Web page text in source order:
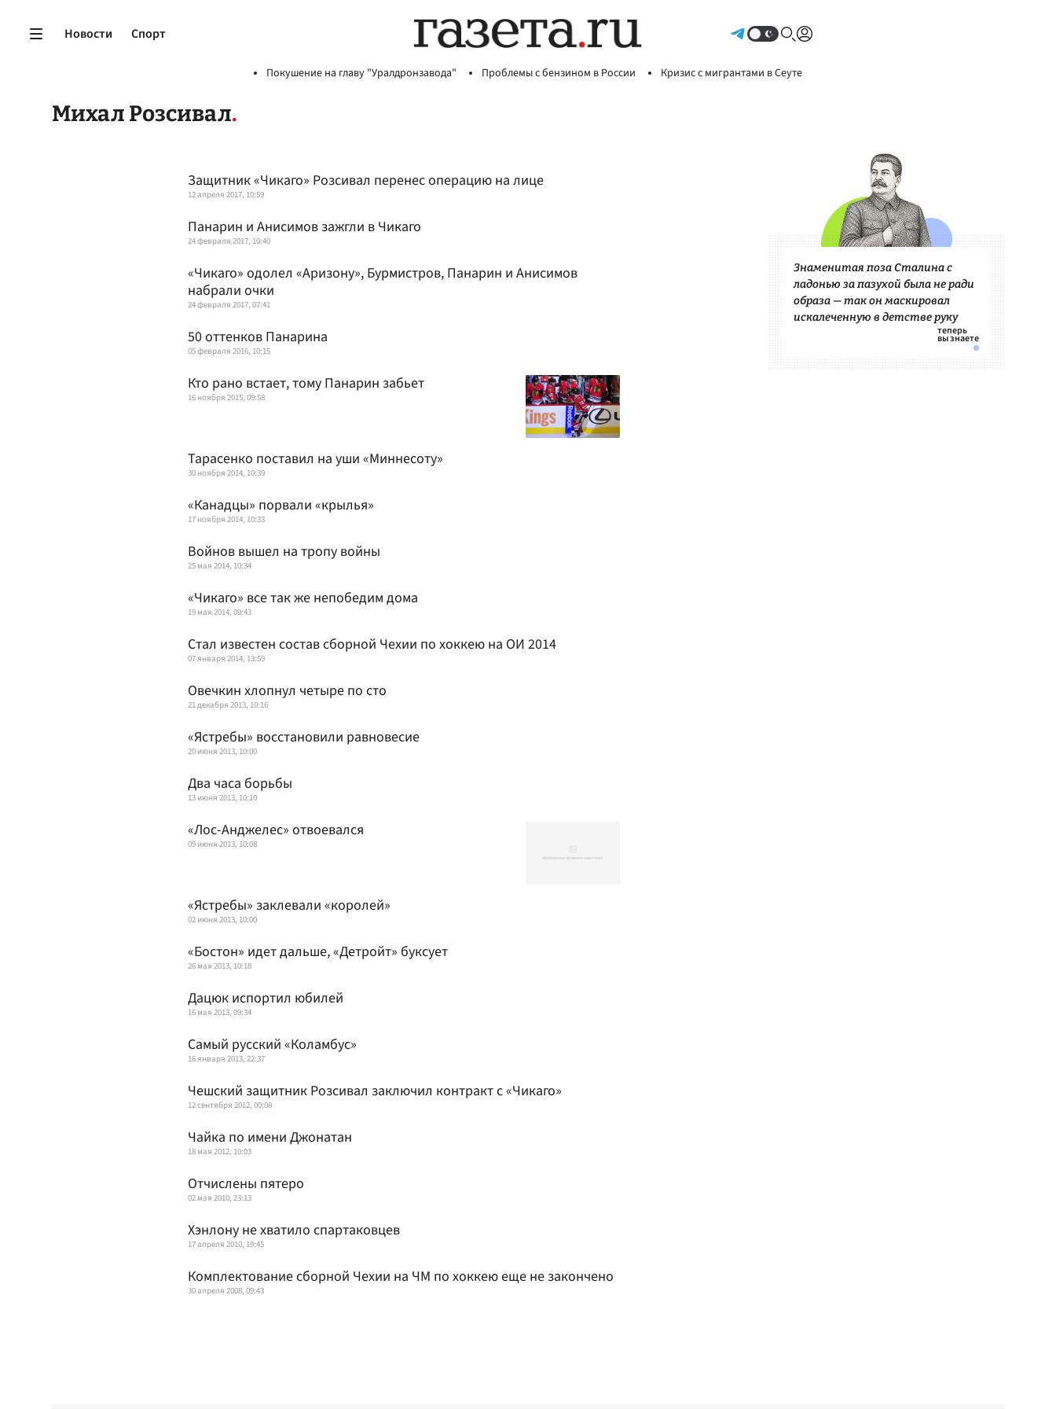
Новости Спорт
Покушение на главу "Уралдронзавода" Проблемы с бензином в России Кризис с мигрантами в Сеуте
Михал Розсивал
Защитник «Чикаго» Розсивал перенес операцию на лице
12 апреля 2017, 10:59
Панарин и Анисимов зажгли в Чикаго
24 февраля 2017, 10:40
«Чикаго» одолел «Аризону», Бурмистров, Панарин и Анисимов
набрали очки
24 февраля 2017, 07:41
50 оттенков Панарина
05 февраля 2016, 10:15
Кто рано встает, тому Панарин забьет
16 ноября 2015, 09:58
Тарасенко поставил на уши «Миннесоту»
30 ноября 2014, 10:39
«Канадцы» порвали «крылья»
17 ноября 2014, 10:33
Войнов вышел на тропу войны
25 мая 2014, 10:34
«Чикаго» все так же непобедим дома
19 мая 2014, 09:43
Стал известен состав сборной Чехии по хоккею на ОИ 2014
07 января 2014, 13:59
Овечкин хлопнул четыре по сто
21 декабря 2013, 10:16
«Ястребы» восстановили равновесие
20 июня 2013, 10:00
Два часа борьбы
13 июня 2013, 10:10
«Лос-Анджелес» отвоевался
09 июня 2013, 10:08
«Ястребы» заклевали «королей»
02 июня 2013, 10:00
«Бостон» идет дальше, «Детройт» буксует
26 мая 2013, 10:18
Дацюк испортил юбилей
16 мая 2013, 09:34
Самый русский «Коламбус»
16 января 2013, 22:37
Чешский защитник Розсивал заключил контракт с «Чикаго»
12 сентября 2012, 00:08
Чайка по имени Джонатан
18 мая 2012, 10:03
Отчислены пятеро
02 мая 2010, 23:13
Хэнлону не хватило спартаковцев
17 апреля 2010, 19:45
Комплектование сборной Чехии на ЧМ по хоккею еще не закончено
30 апреля 2008, 09:43
Знаменитая поза Сталина с
ладонью за пазухой была не ради
образа — так он маскировал
искалеченную в детстве руку